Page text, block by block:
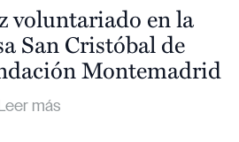
voluntariado en la
San Cristóbal de
Montemadrid